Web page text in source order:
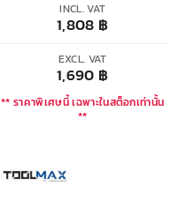
INCL. VAT
1,808 ฿
EXCL. VAT
1,690 ฿
** ราคาพิเศษนี้ เฉพาะในสต็อกเท่านั้น
**